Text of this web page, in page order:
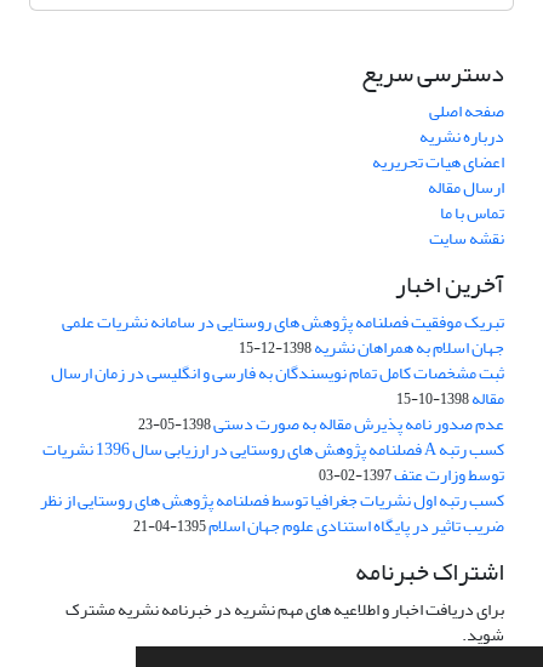
دسترسی سریع
صفحه اصلی
درباره نشریه
اعضای هیات تحریریه
ارسال مقاله
تماس با ما
نقشه سایت
آخرین اخبار
تبریک موفقیت فصلنامه پژوهش های روستایی در سامانه نشریات علمی
جهان اسلام به همراهان نشریه1398-12-15
ثبت مشخصات کامل تمام نویسندگان به فارسی و انگلیسی در زمان ارسال
مقاله1398-10-15
عدم صدور نامه پذیرش مقاله به صورت دستی1398-05-23
کسب رتبه A فصلنامه پژوهش های روستایی در ارزیابی سال 1396 نشریات
توسط وزارت عتف1397-02-03
کسب رتبه اول نشریات جغرافیا توسط فصلنامه پژوهش های روستایی از نظر
ضریب تاثیر در پایگاه استنادی علوم جهان اسلام1395-04-21
اشتراک خبرنامه
برای دریافت اخبار و اطلاعیه های مهم نشریه در خبرنامه نشریه مشترک
شوید.